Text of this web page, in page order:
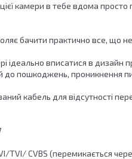
камери в тебе вдома
бачити практично все, що
ідеально вписатися в дизайн
до пошкоджень, проникнення
кабель для відсутності
TVI/ CVBS (перемикається